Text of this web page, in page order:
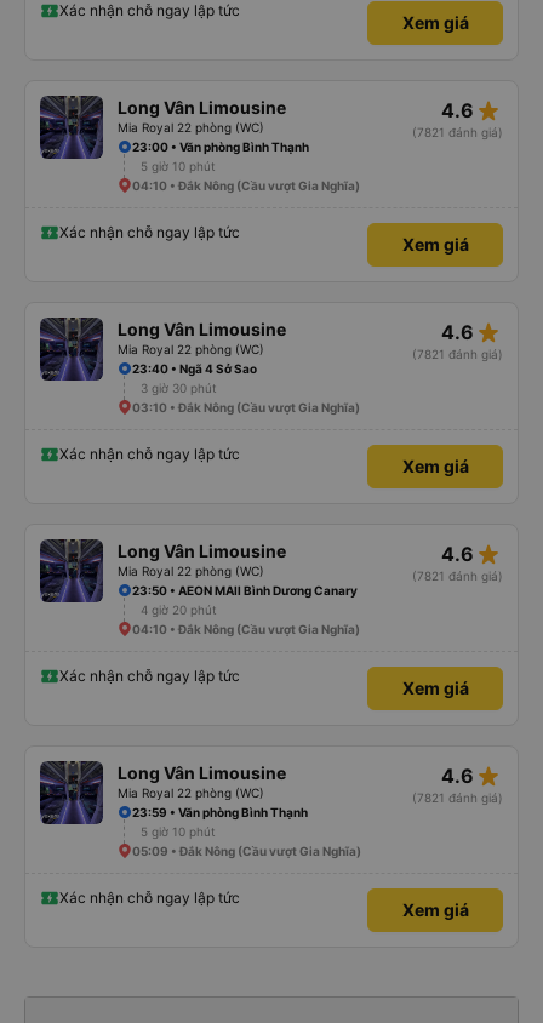
Xác nhận chỗ ngay lập tức
Xem giá
Long Vân Limousine
Mia Royal 22 phòng (WC)
4.6 star_rate
(7821 đánh giá)
23:00 • Văn phòng Bình Thạnh
5 giờ 10 phút
04:10 • Đắk Nông (Cầu vượt Gia Nghĩa)
Xác nhận chỗ ngay lập tức
Xem giá
Long Vân Limousine
Mia Royal 22 phòng (WC)
4.6 star_rate
(7821 đánh giá)
23:40 • Ngã 4 Sở Sao
3 giờ 30 phút
03:10 • Đắk Nông (Cầu vượt Gia Nghĩa)
Xác nhận chỗ ngay lập tức
Xem giá
Long Vân Limousine
Mia Royal 22 phòng (WC)
4.6 star_rate
(7821 đánh giá)
23:50 • AEON MAll Bình Dương Canary
4 giờ 20 phút
04:10 • Đắk Nông (Cầu vượt Gia Nghĩa)
Xác nhận chỗ ngay lập tức
Xem giá
Long Vân Limousine
Mia Royal 22 phòng (WC)
4.6 star_rate
(7821 đánh giá)
23:59 • Văn phòng Bình Thạnh
5 giờ 10 phút
05:09 • Đắk Nông (Cầu vượt Gia Nghĩa)
Xác nhận chỗ ngay lập tức
Xem giá